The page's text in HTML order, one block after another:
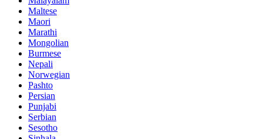
Maltese
Maori
Marathi
Mongolian
Burmese
Nepali
Norwegian
Pashto
Persian
Punjabi
Serbian
Sesotho